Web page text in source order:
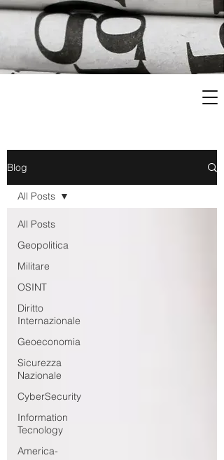
Blog
All Posts
Geopolitica
Militare
OSINT
Diritto
Internazionale
Geoeconomia
Sicurezza
Nazionale
CyberSecurity
Information
Tecnology
America-
All Posts